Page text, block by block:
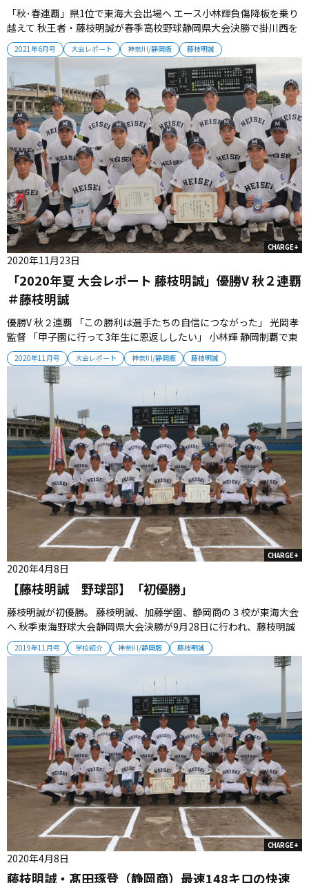
2021年6月号 大会レポート 神奈川/静岡版 藤枝明誠
「秋･春連覇」県1位で東海大会出場へ エース小林輝負傷降板を乗り
越えて 秋王者・藤枝明誠が春季高校野球静岡県大会決勝で掛川西を
３対２で下して初優勝を果たした。秋春連覇となったチームは、
2017年夏以来２度目の甲子園を目指して、夏へ向かっていく。（取
材・栗山司） ■決勝は競り勝つ 昨秋県王者の強さは揺るがなかっ
た。 決勝...
CHARGE+
2020年11月号 大会レポート 神奈川/静岡版 藤枝明誠
「2020年夏 大会レポート 藤枝明誠」優勝V 秋２連覇
＃藤枝明誠
2020年11月23日
優勝V 秋２連覇 「この勝利は選手たちの自信につながった」 光岡孝
監督 「甲子園に行って3年生に恩返ししたい」 小林輝 静岡制覇で東
海大会へ 今春逃した「選抜」をつかみ取れ 藤枝明誠が準決勝で加藤
学園、決勝で常葉大菊川を下して秋２連覇を決めた。 士気高まるチ
ームは、選抜切符を視野に東海大会へ向かう。 2020年11月号...
CHARGE+
2019年11月号 学校紹介 神奈川/静岡版 藤枝明誠
【藤枝明誠 野球部】「初優勝」
2020年4月8日
藤枝明誠が初優勝。 藤枝明誠、加藤学園、静岡商の３校が東海大会
へ 秋季東海野球大会静岡県大会決勝が9月28日に行われ、藤枝明誠
が加藤学園を5対4で下して初優勝を決めた。 静岡県からは藤枝明
誠、加藤学園、静岡商の３校が東海大会へ出場する。 （取材・栗山
司） ■ 明誠が粘りの野球で勝ち上がる 秋の静岡を制したのは藤枝
CHARGE+
藤枝明誠・髙田琢登（静岡商）最速148キロの快速
2020年4月8日